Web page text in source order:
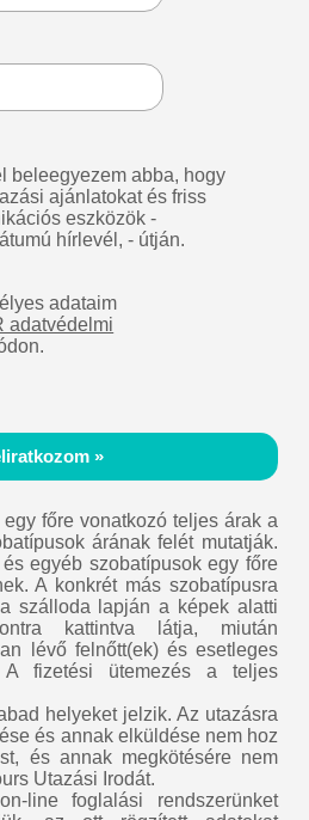
beleegyezem abba, hogy
ajánlatokat és friss
eszközök -
hírlevél, - útján.
adataim
adatvédelmi
»
főre vonatkozó teljes árak a
árának felét mutatják.
egyéb szobatípusok egy főre
A konkrét más szobatípusra
szálloda lapján a képek alatti
kattintva látja, miután
lévő felnőtt(ek) és esetleges
A fizetési ütemezés a teljes
helyeket jelzik. Az utazásra
és annak elküldése nem hoz
és annak megkötésére nem
Utazási Irodát.
line foglalási rendszerünket